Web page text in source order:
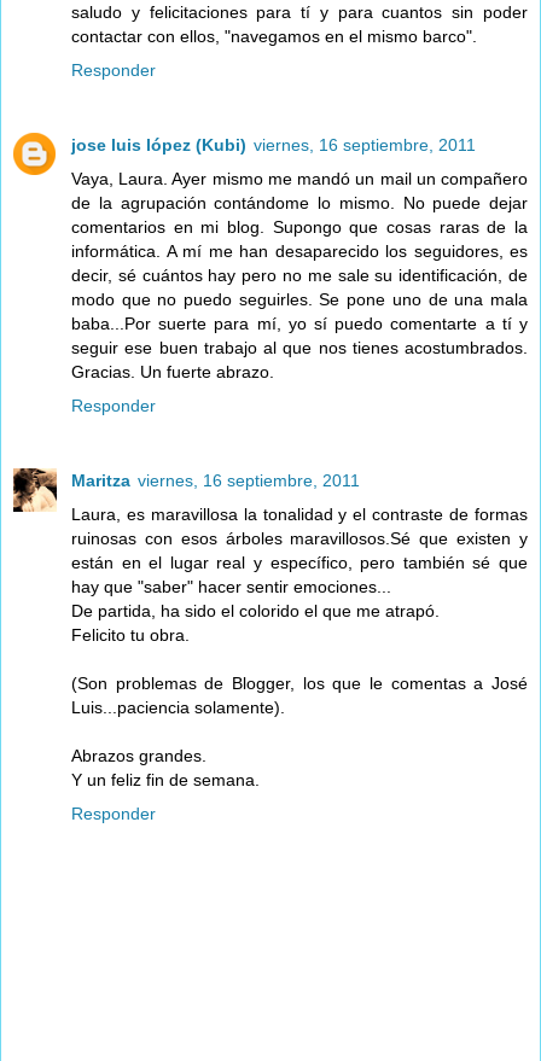
saludo y felicitaciones para tí y para cuantos sin poder
contactar con ellos, "navegamos en el mismo barco".
Responder
jose luis lópez (Kubi) viernes, 16 septiembre, 2011
Vaya, Laura. Ayer mismo me mandó un mail un compañero
de la agrupación contándome lo mismo. No puede dejar
comentarios en mi blog. Supongo que cosas raras de la
informática. A mí me han desaparecido los seguidores, es
decir, sé cuántos hay pero no me sale su identificación, de
modo que no puedo seguirles. Se pone uno de una mala
baba...Por suerte para mí, yo sí puedo comentarte a tí y
seguir ese buen trabajo al que nos tienes acostumbrados.
Gracias. Un fuerte abrazo.
Responder
Maritza viernes, 16 septiembre, 2011
Laura, es maravillosa la tonalidad y el contraste de formas
ruinosas con esos árboles maravillosos.Sé que existen y
están en el lugar real y específico, pero también sé que
hay que "saber" hacer sentir emociones...
De partida, ha sido el colorido el que me atrapó.
Felicito tu obra.
(Son problemas de Blogger, los que le comentas a José
Luis...paciencia solamente).
Abrazos grandes.
Y un feliz fin de semana.
Responder